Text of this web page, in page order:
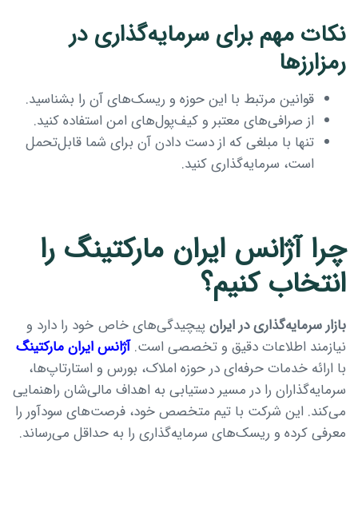
نکات مهم برای سرمایه‌گذاری در
رمزارزها
قوانین مرتبط با این حوزه و ریسک‌های آن را بشناسید.
از صرافی‌های معتبر و کیف‌پول‌های امن استفاده کنید.
تنها با مبلغی که از دست دادن آن برای شما قابل‌تحمل
است، سرمایه‌گذاری کنید.
چرا آژانس ایران مارکتینگ را
انتخاب کنیم؟
بازار سرمایه‌گذاری در ایران پیچیدگی‌های خاص خود را دارد و
نیازمند اطلاعات دقیق و تخصصی است.آژانس ایران مارکتینگ
با ارائه خدمات حرفه‌ای در حوزه املاک، بورس و استارتاپ‌ها،
سرمایه‌گذاران را در مسیر دستیابی به اهداف مالی‌شان راهنمایی
می‌کند. این شرکت با تیم متخصص خود، فرصت‌های سودآور را
معرفی کرده و ریسک‌های سرمایه‌گذاری را به حداقل می‌رساند.